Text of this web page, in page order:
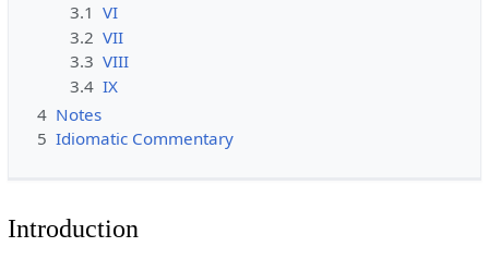
3.1 VI
3.2 VII
3.3 VIII
3.4 IX
4 Notes
5 Idiomatic Commentary
Introduction